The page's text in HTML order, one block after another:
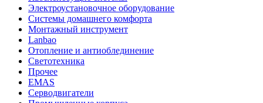
Электроустановочное оборудование
Системы домашнего комфорта
Монтажный инструмент
Lanbao
Отопление и антиоблединение
Светотехника
Прочее
EMAS
Cерводвигатели